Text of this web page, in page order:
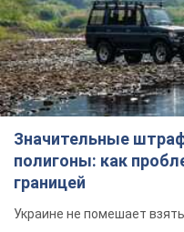
Значительные
полигоны: как
границей
Украине не помешает